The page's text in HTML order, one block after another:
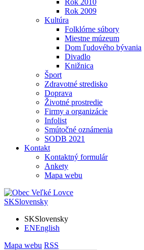
Rok 2010
Rok 2009
Kultúra
Folklórne súbory
Miestne múzeum
Dom ľudového bývania
Divadlo
Knižnica
Šport
Zdravotné stredisko
Doprava
Životné prostredie
Firmy a organizácie
Infolist
Smútočné oznámenia
SODB 2021
Kontakt
Kontaktný formulár
Ankety
Mapa webu
SKSlovensky
SKSlovensky
ENEnglish
Mapa webu RSS